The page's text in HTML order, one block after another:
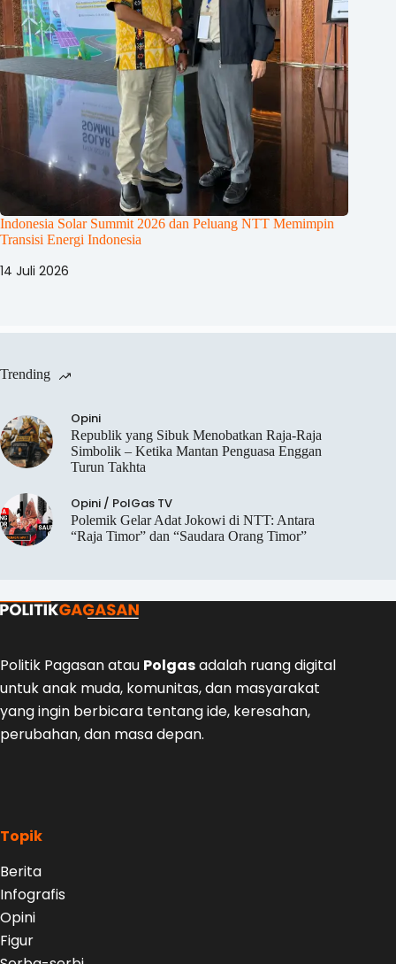
Indonesia Solar Summit 2026 dan Peluang NTT Memimpin
Transisi Energi Indonesia
14 Juli 2026
Trending
Opini
Republik yang Sibuk Menobatkan Raja-Raja
Simbolik – Ketika Mantan Penguasa Enggan
Turun Takhta
Opini / PolGas TV
Polemik Gelar Adat Jokowi di NTT: Antara
“Raja Timor” dan “Saudara Orang Timor”
Politik Pagasanatau Polgasadalah ruang digital
untuk anak muda, komunitas, dan masyarakat
yang ingin berbicara tentang ide, keresahan,
perubahan, dan masa depan.
Topik
Berita
Infografis
Opini
Figur